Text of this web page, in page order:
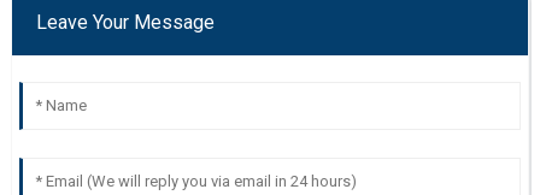
Leave Your Message